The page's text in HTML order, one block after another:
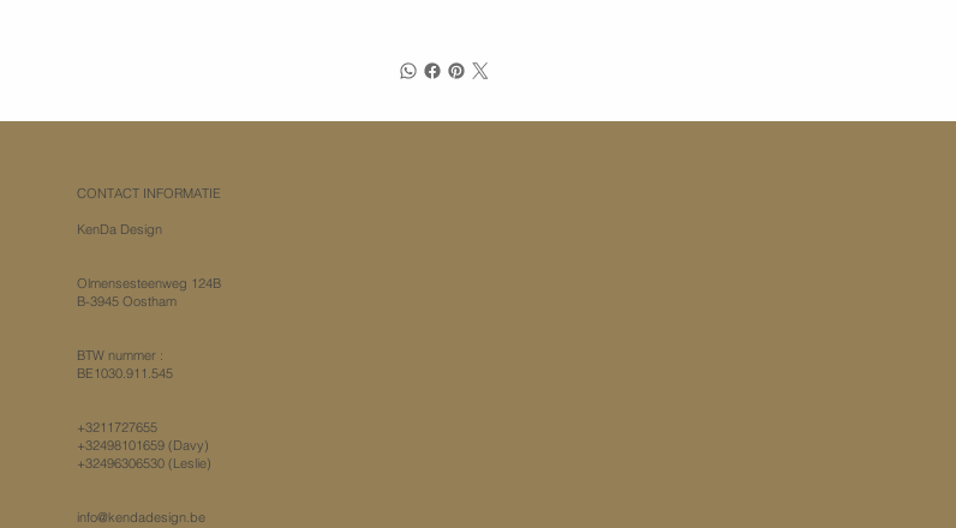
CONTACT INFORMATIE
KenDa Design
Olmensesteenweg 124B
B-3945 Oostham
​BTW nummer :
BE1030.911.545​
+3211727655
+32498101659 (Davy)
+32496306530 (Leslie)
​info@kendadesign.be